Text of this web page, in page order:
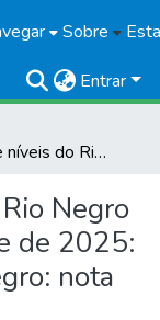
Sobre
Entrar
Prognóstico de níveis do Rio Negro para o período de vazante de 2025: estação Manaus - Rio Negro: nota técnica
Negro
de 2025:
nota